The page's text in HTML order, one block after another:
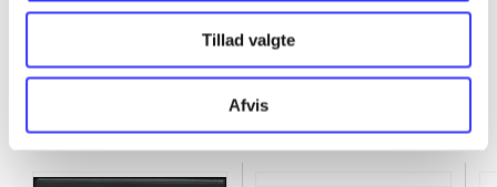
Tillad valgte
Afvis